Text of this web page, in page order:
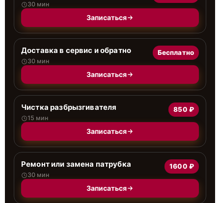
30 мин
Записаться
Доставка в сервис и обратно
30 мин
Бесплатно
Записаться
Чистка разбрызгивателя
15 мин
850 ₽
Записаться
Ремонт или замена патрубка
30 мин
1600 ₽
Записаться